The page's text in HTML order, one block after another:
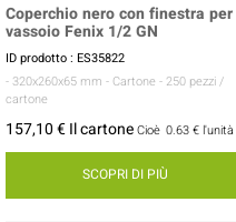
Coperchio nero con finestra per
vassoio Fenix 1/2 GN
ID prodotto : ES35822
- 320x260x65 mm - Cartone - 250 pezzi /
cartone
157,10 € Il cartoneCioè 0.63 € l'unità
SCOPRI DI PIÙ